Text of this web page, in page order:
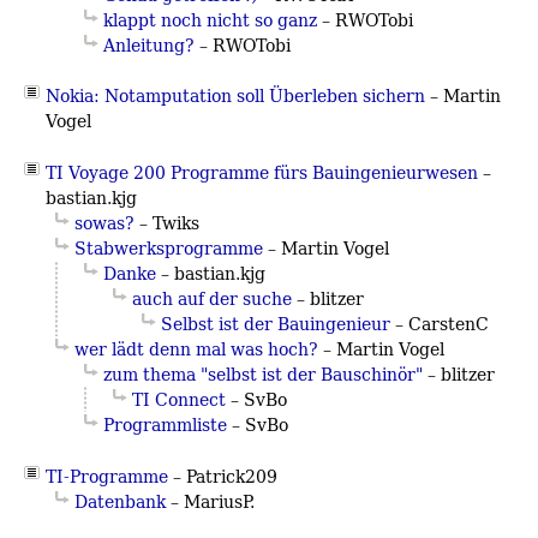
klappt noch nicht so ganz– RWOTobi
Anleitung? – RWOTobi
Nokia: Notamputation soll Überleben sichern–Martin
Vogel
TI Voyage 200 Programme fürs Bauingenieurwesen–
bastian.kjg
sowas? – Twiks
Stabwerksprogramme–Martin Vogel
Danke– bastian.kjg
auch auf der suche– blitzer
Selbst ist der Bauingenieur– CarstenC
wer lädt denn mal was hoch? –Martin Vogel
zum thema "selbst ist der Bauschinör" – blitzer
TI Connect– SvBo
Programmliste– SvBo
TI-Programme– Patrick209
Datenbank– MariusP.